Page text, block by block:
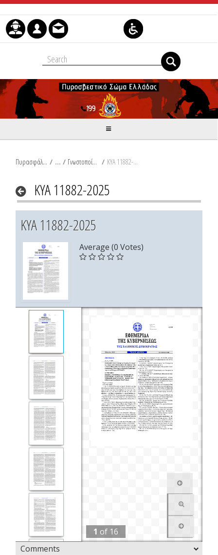
Skip to Content
Πυρασφάλεια / Γνωστοποίηση Τουριστικών Καταλυμάτων / ΚΥΑ 11882-2025
ΚΥΑ 11882-2025
ΚΥΑ 11882-2025
Average (0 Votes)
1 of 16
Comments